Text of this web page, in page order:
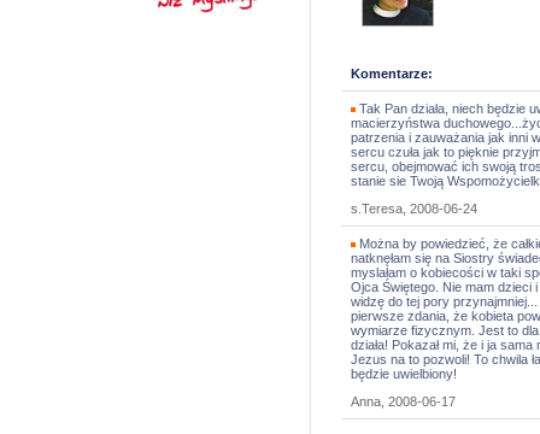
Komentarze:
Tak Pan działa, niech będzie
macierzyństwa
patrzenia i zauważania jak inni
sercu czuła jak to pięknie
sercu, obejmować ich swoją
stanie sie Twoją
s.Teresa, 2008-06-24
Można by powiedzieć, że
natknęłam się na Siostry
myslałam o kobiecości w taki
Ojca Świętego. Nie mam
widzę do tej pory
pierwsze zdania, że kobieta
wymiarze fizycznym. Jest to
działa! Pokazał mi, że i ja
Jezus na to pozwoli! To chwila
będzie uwielbiony!
Anna, 2008-06-17